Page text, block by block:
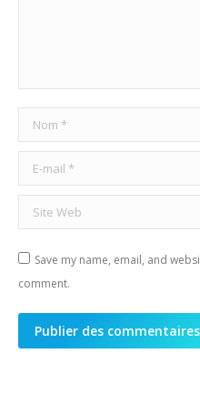
Nom *
E-mail *
Site Web
Save my name, email, and
comment.
Publier des commentaires